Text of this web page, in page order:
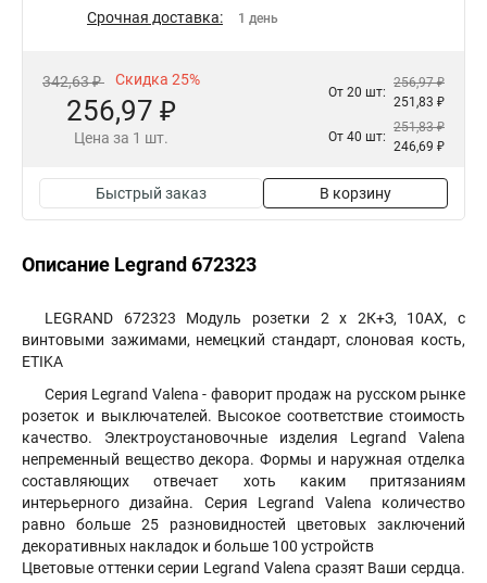
Срочная доставка: 1 день
342,63 ₽ Скидка 25%
256,97 ₽
Цена за 1 шт.
От 20 шт:
256,97 ₽
251,83 ₽
От 40 шт:
251,83 ₽
246,69 ₽
Быстрый заказ В корзину
Описание Legrand 672323
LEGRAND 672323 Модуль розетки 2 х 2К+З, 10AX, с
винтовыми зажимами, немецкий стандарт, слоновая кость,
ETIKA
Серия Legrand Valena - фаворит продаж на русском рынке
розеток и выключателей. Высокое соответствие стоимость
качество. Электроустановочные изделия Legrand Valena
непременный вещество декора. Формы и наружная отделка
составляющих отвечает хоть каким притязаниям
интерьерного дизайна. Серия Legrand Valena количество
равно больше 25 разновидностей цветовых заключений
декоративных накладок и больше 100 устройств
Цветовые оттенки серии Legrand Valena сразят Ваши сердца.